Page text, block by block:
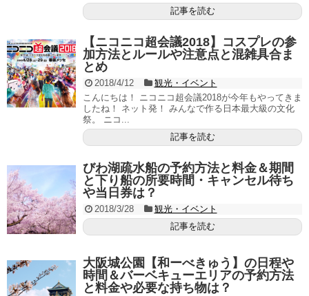
記事を読む
【ニコニコ超会議2018】コスプレの参
加方法とルールや注意点と混雑具合ま
とめ
2018/4/12
観光・イベント
こんにちは！ ニコニコ超会議2018が今年もやってきま
したね！ ネット発！ みんなで作る日本最大級の文化
祭。 ニコ...
記事を読む
びわ湖疏水船の予約方法と料金＆期間
と下り船の所要時間・キャンセル待ち
や当日券は？
2018/3/28
観光・イベント
記事を読む
大阪城公園【和ーべきゅう】の日程や
時間＆バーベキューエリアの予約方法
と料金や必要な持ち物は？